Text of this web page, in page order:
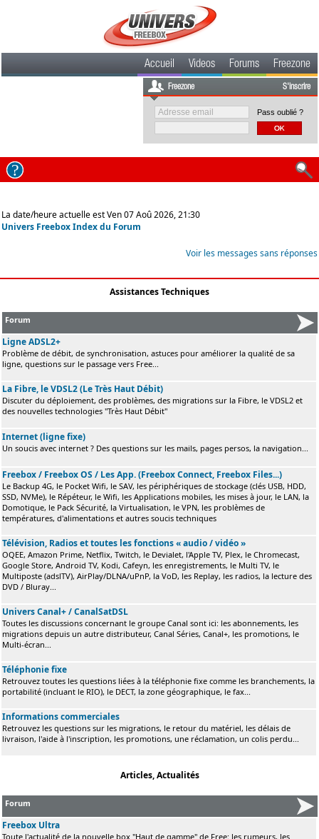
Accueil Videos Forums Freezone
Freezone S'inscrire
Pass oublié ?
La date/heure actuelle est Ven 07 Aoû 2026, 21:30
Univers Freebox Index du Forum
Voir les messages sans réponses
Assistances Techniques
Forum
Ligne ADSL2+
Problème de débit, de synchronisation, astuces pour améliorer la qualité de sa
ligne, questions sur le passage vers Free...
La Fibre, le VDSL2 (Le Très Haut Débit)
Discuter du déploiement, des problèmes, des migrations sur la Fibre, le VDSL2 et
des nouvelles technologies "Très Haut Débit"
Internet (ligne fixe)
Un soucis avec internet ? Des questions sur les mails, pages persos, la navigation...
Freebox / Freebox OS / Les App. (Freebox Connect, Freebox Files...)
Le Backup 4G, le Pocket Wifi, le SAV, les périphériques de stockage (clés USB, HDD,
SSD, NVMe), le Répéteur, le Wifi, les Applications mobiles, les mises à jour, le LAN, la
Domotique, le Pack Sécurité, la Virtualisation, le VPN, les problèmes de
températures, d'alimentations et autres soucis techniques
Télévision, Radios et toutes les fonctions « audio / vidéo »
OQEE, Amazon Prime, Netflix, Twitch, le Devialet, l'Apple TV, Plex, le Chromecast,
Google Store, Android TV, Kodi, Cafeyn, les enregistrements, le Multi TV, le
Multiposte (adslTV), AirPlay/DLNA/uPnP, la VoD, les Replay, les radios, la lecture des
DVD / Bluray...
Univers Canal+ / CanalSatDSL
Toutes les discussions concernant le groupe Canal sont ici: les abonnements, les
migrations depuis un autre distributeur, Canal Séries, Canal+, les promotions, le
Multi-écran...
Téléphonie fixe
Retrouvez toutes les questions liées à la téléphonie fixe comme les branchements, la
portabilité (incluant le RIO), le DECT, la zone géographique, le fax...
Informations commerciales
Retrouvez les questions sur les migrations, le retour du matériel, les délais de
livraison, l'aide à l'inscription, les promotions, une réclamation, un colis perdu...
Articles, Actualités
Forum
Freebox Ultra
Toute l'actualité de la nouvelle box "Haut de gamme" de Free: les rumeurs, les